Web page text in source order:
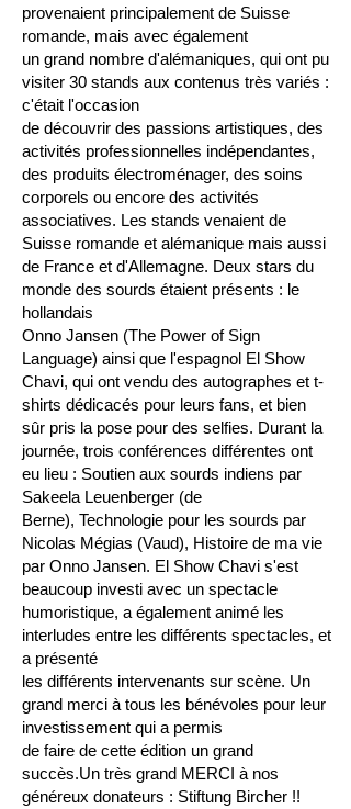
provenaient principalement de Suisse
romande, mais avec également
un grand nombre d'alémaniques, qui ont pu
visiter 30 stands aux contenus très variés :
c'était l'occasion
de découvrir des passions artistiques, des
activités professionnelles indépendantes,
des produits électroménager, des soins
corporels ou encore des activités
associatives. Les stands venaient de
Suisse romande et alémanique mais aussi
de France et d'Allemagne. Deux stars du
monde des sourds étaient présents : le
hollandais
Onno Jansen (The Power of Sign
Language) ainsi que l'espagnol El Show
Chavi, qui ont vendu des autographes et t-
shirts dédicacés pour leurs fans, et bien
sûr pris la pose pour des selfies. Durant la
journée, trois conférences différentes ont
eu lieu : Soutien aux sourds indiens par
Sakeela Leuenberger (de
Berne), Technologie pour les sourds par
Nicolas Mégias (Vaud), Histoire de ma vie
par Onno Jansen. El Show Chavi s'est
beaucoup investi avec un spectacle
humoristique, a également animé les
interludes entre les différents spectacles, et
a présenté
les différents intervenants sur scène. Un
grand merci à tous les bénévoles pour leur
investissement qui a permis
de faire de cette édition un grand
succès.Un très grand MERCI à nos
généreux donateurs : Stiftung Bircher !!